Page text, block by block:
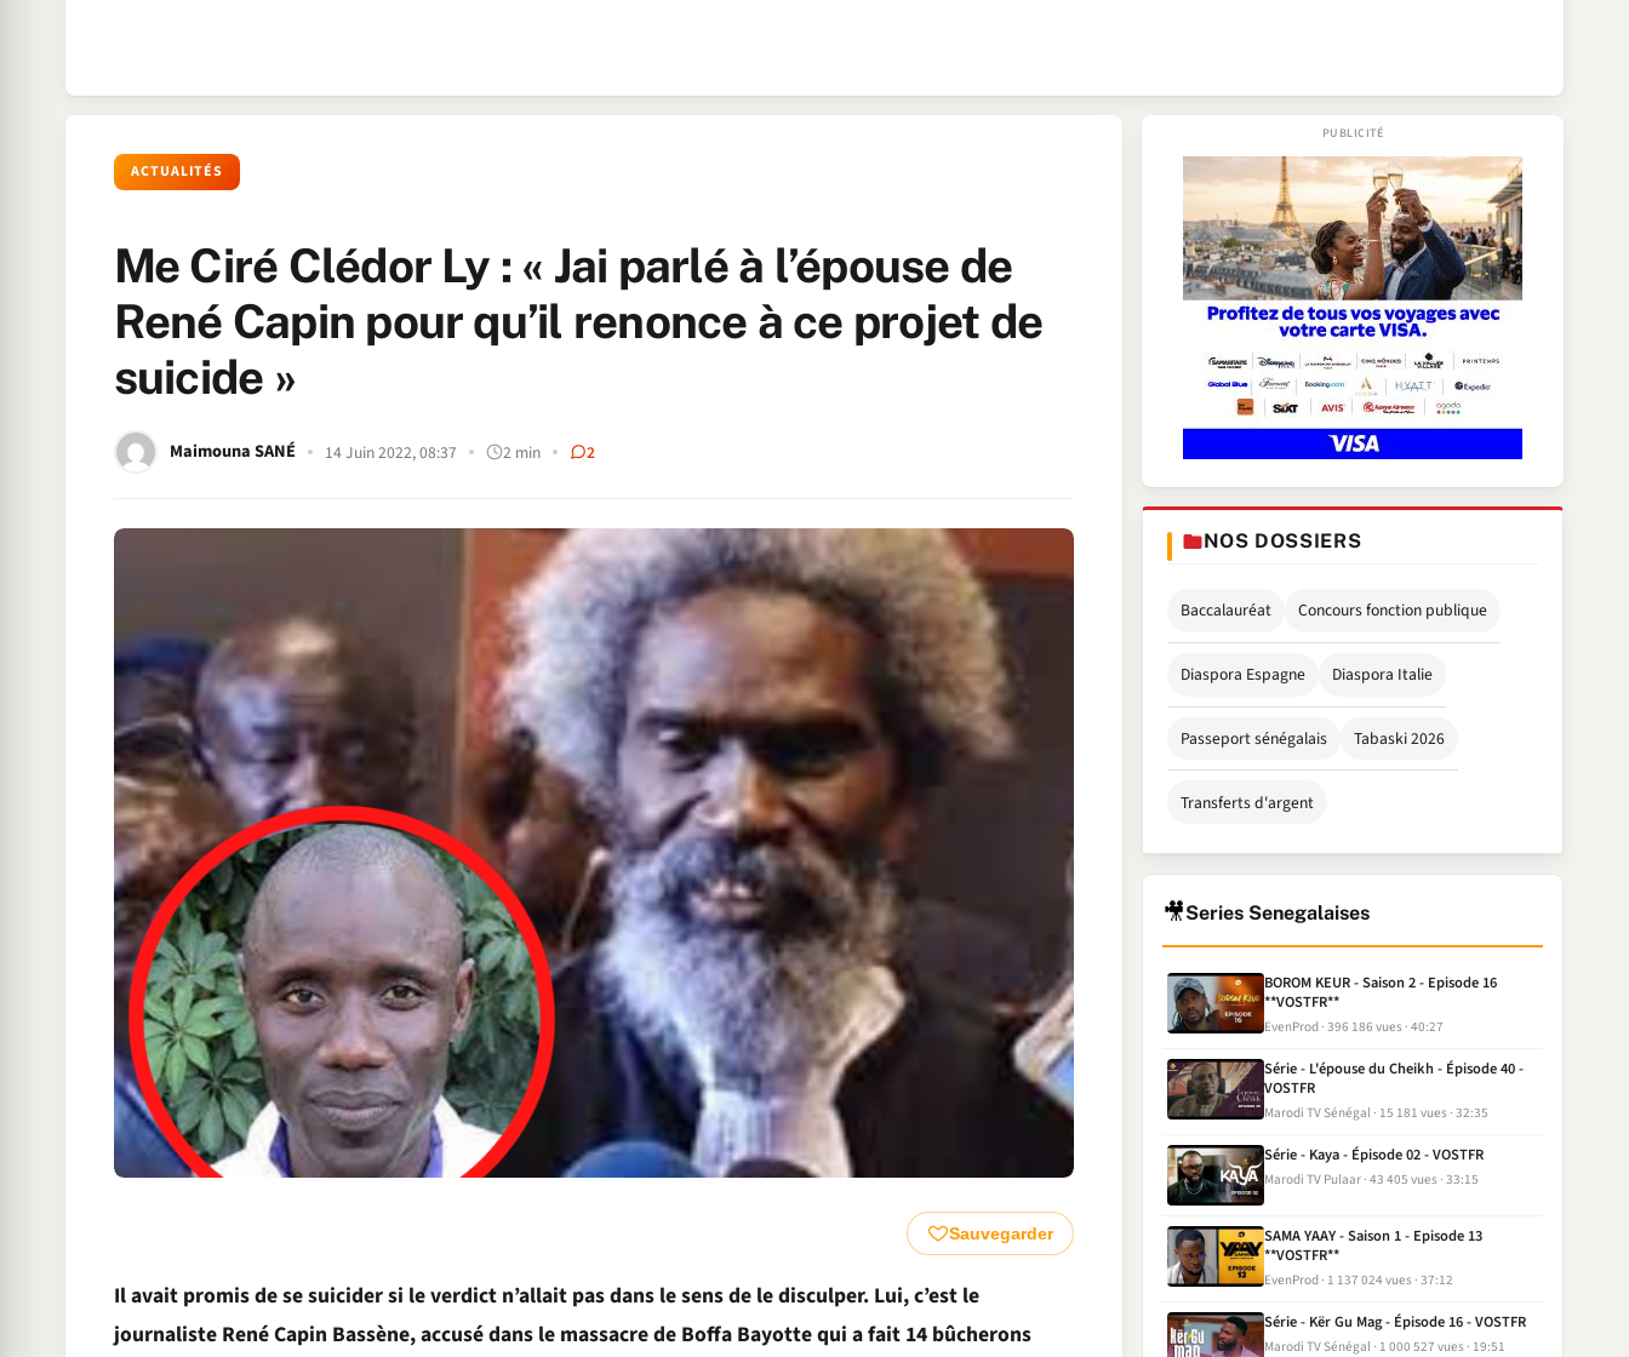
ACTUALITÉS
Me Ciré Clédor Ly : « Jai parlé à l’épouse de
René Capin pour qu’il renonce à ce projet de
suicide »
Maimouna SANÉ 14 Juin 2022, 08:37 2 min 2
Sauvegarder
Il avait promis de se suicider si le verdict n’allait pas dans le sens de le disculper. Lui, c’est le
journaliste René Capin Bassène, accusé dans le massacre de Boffa Bayotte qui a fait 14 bûcherons
NOS DOSSIERS
Baccalauréat Concours fonction publique
Diaspora Espagne Diaspora Italie
Passeport sénégalais Tabaski 2026
Transferts d'argent
🎥Series Senegalaises
BOROM KEUR - Saison 2 - Episode 16
**VOSTFR**
EvenProd 396 186 vues 40:27
Série - L'épouse du Cheikh - Épisode 40 -
VOSTFR
Marodi TV Sénégal 15 181 vues 32:35
Série - Kaya - Épisode 02 - VOSTFR
Marodi TV Pulaar 43 405 vues 33:15
SAMA YAAY - Saison 1 - Episode 13
**VOSTFR**
EvenProd 1 137 024 vues 37:12
Série - Kër Gu Mag - Épisode 16 - VOSTFR
Marodi TV Sénégal 1 000 527 vues 19:51